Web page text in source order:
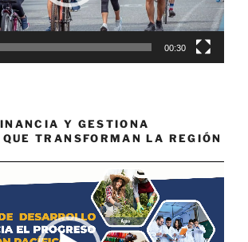
00:30
Y GESTIONA
TRANSFORMAN LA REGIÓN